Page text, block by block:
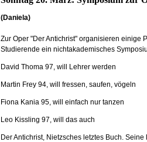
(Daniela)
Zur Oper "Der Antichrist" organisieren einige
Studierende ein nichtakademisches
David Thoma 97, will Lehrer werden
Martin Frey 94, will fressen, saufen, vögeln
Fiona Kania 95, will einfach nur tanzen
Leo Kissling 97, will das auch
Der Antichrist, Nietzsches letztes Buch.